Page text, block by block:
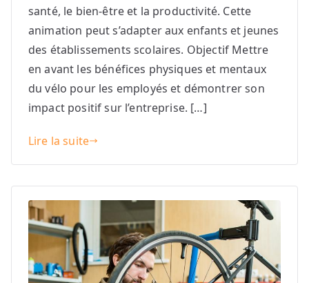
santé, le bien-être et la productivité. Cette
animation peut s’adapter aux enfants et jeunes
des établissements scolaires. Objectif Mettre
en avant les bénéfices physiques et mentaux
du vélo pour les employés et démontrer son
impact positif sur l’entreprise. […]
Lire la suite